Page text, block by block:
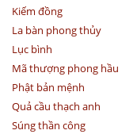
Kiếm đồng
La bàn phong thủy
Lục bình
Mã thượng phong hầu
Phật bản mệnh
Quả cầu thạch anh
Súng thần công